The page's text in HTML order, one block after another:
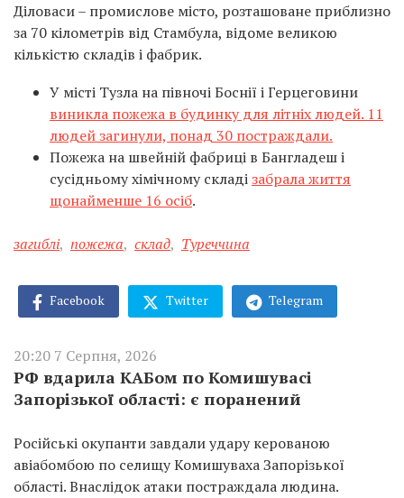
Діловаси – промислове місто, розташоване приблизно
за 70 кілометрів від Стамбула, відоме великою
кількістю складів і фабрик.
У місті Тузла на півночі Боснії і Герцеговини
виникла пожежа в будинку для літніх людей. 11
людей загинули, понад 30 постраждали.
Пожежа на швейній фабриці в Бангладеш і
сусідньому хімічному складізабрала життя
щонайменше 16 осіб.
загиблі, пожежа, склад, Туреччина
Facebook Twitter Telegram
20:20 7 Серпня, 2026
РФ вдарила КАБом по Комишувасі
Запорізької області: є поранений
Російські окупанти завдали удару керованою
авіабомбою по селищу Комишуваха Запорізької
області. Внаслідок атаки постраждала людина.